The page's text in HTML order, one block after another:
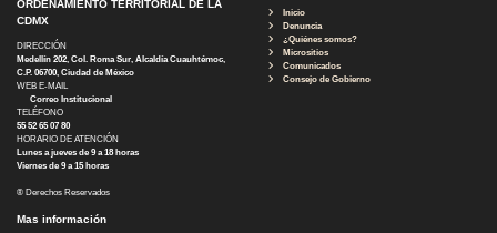
ORDENAMIENTO TERRITORIAL DE LA
CDMX
DIRECCIÓN
Medellín 202, Col. Roma Sur, Alcaldía Cuauhtémoc,
C.P. 06700, Ciudad de México
WEB E-MAIL
Correo Institucional
TELÉFONO
55 52 65 07 80
HORARIO DE ATENCIÓN
Lunes a jueves de 9 a 18 horas
Viernes de 9 a 15 horas
® Derechos Reservados
Inicio
Denuncia
¿Quiénes somos?
Micrositios
Comunicados
Consejo de Gobierno
Mas información